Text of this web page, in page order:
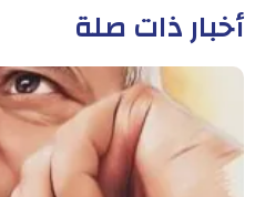
أخبار ذات صلة